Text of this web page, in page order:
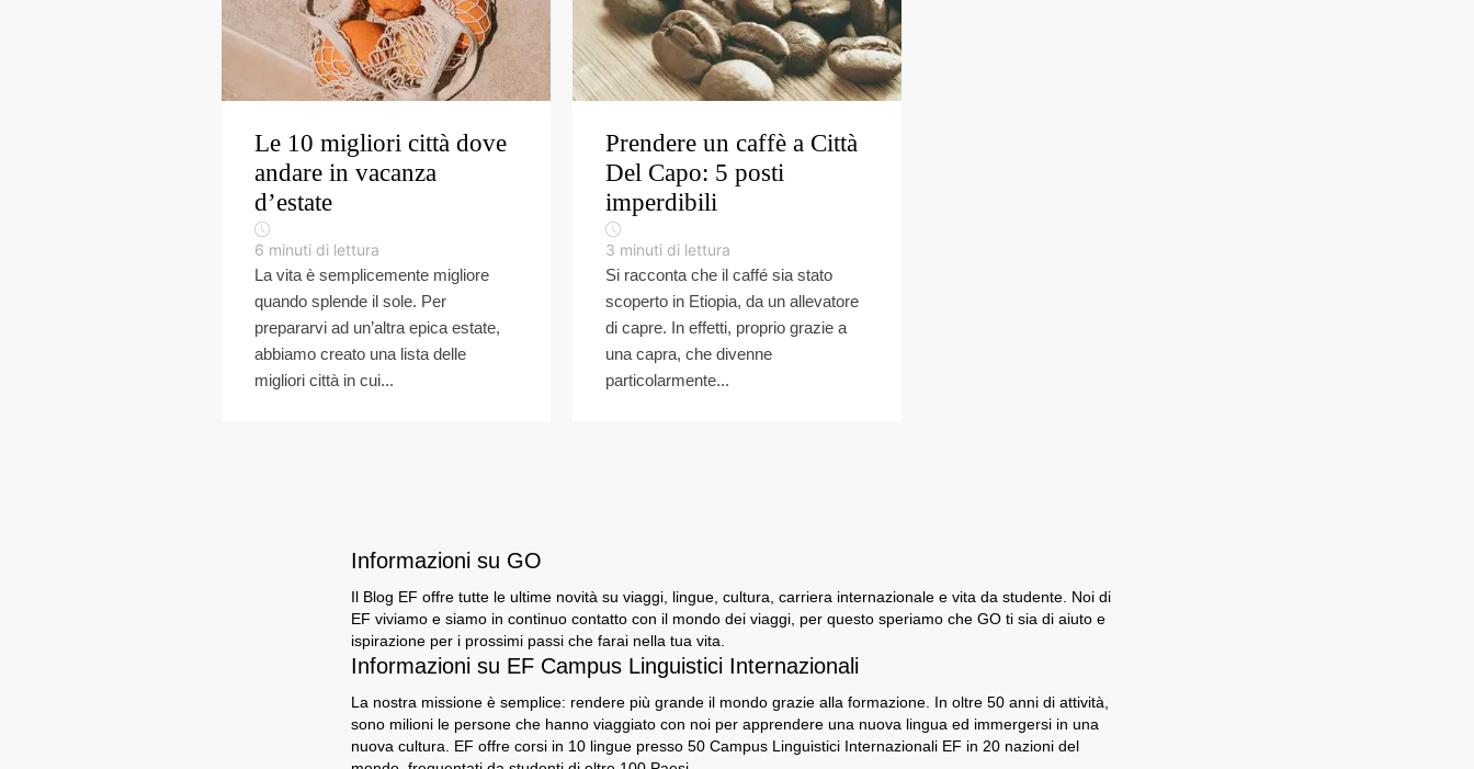
Le 10 migliori città dove
andare in vacanza
d’estate
6 minuti di lettura
La vita è semplicemente migliore
quando splende il sole. Per
prepararvi ad un’altra epica estate,
abbiamo creato una lista delle
migliori città in cui...
Prendere un caffè a Città
Del Capo: 5 posti
imperdibili
3 minuti di lettura
Si racconta che il caffé sia stato
scoperto in Etiopia, da un allevatore
di capre. In effetti, proprio grazie a
una capra, che divenne
particolarmente...
Informazioni su GO
Il Blog EF offre tutte le ultime novità su viaggi, lingue, cultura, carriera internazionale e vita da studente. Noi di
EF viviamo e siamo in continuo contatto con il mondo dei viaggi, per questo speriamo che GO ti sia di aiuto e
ispirazione per i prossimi passi che farai nella tua vita.
Informazioni su EF Campus Linguistici Internazionali
La nostra missione è semplice: rendere più grande il mondo grazie alla formazione. In oltre 50 anni di attività,
sono milioni le persone che hanno viaggiato con noi per apprendere una nuova lingua ed immergersi in una
nuova cultura. EF offre corsi in 10 lingue presso 50 Campus Linguistici Internazionali EF in 20 nazioni del